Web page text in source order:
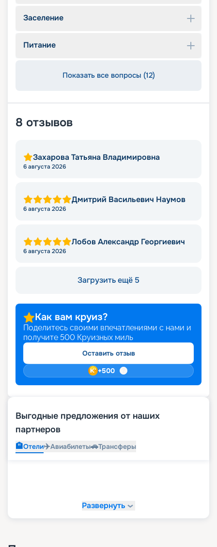
Заселение
Питание
Показать все вопросы (12)
8 отзывов
Захарова Татьяна Владимировна
6 августа 2026
Дмитрий Васильевич Наумов
6 августа 2026
Лобов Александр Георгиевич
6 августа 2026
Загрузить ещё 5
Как вам круиз?
Поделитесь своими впечатлениями с нами и
получите 500 Круизных миль
Оставить отзыв
+500
Выгодные предложения от наших
партнеров
🏨Отели✈️Авиабилеты🚗Трансферы
Развернуть